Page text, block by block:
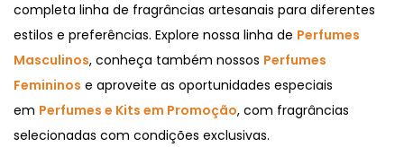
completa linha de fragrâncias artesanais para diferentes
estilos e preferências. Explore nossa linha de Perfumes
Masculinos, conheça também nossos Perfumes
Femininos e aproveite as oportunidades especiais
em Perfumes e Kits em Promoção, com fragrâncias
selecionadas com condições exclusivas.